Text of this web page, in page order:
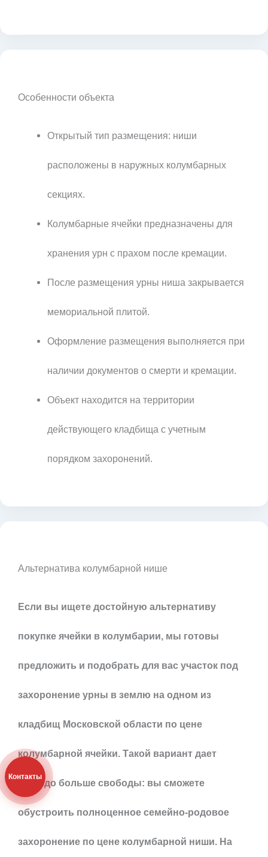
Особенности объекта
Открытый тип размещения: ниши
расположены в наружных колумбарных
секциях.
Колумбарные ячейки предназначены для
хранения урн с прахом после кремации.
После размещения урны ниша закрывается
мемориальной плитой.
Оформление размещения выполняется при
наличии документов о смерти и кремации.
Объект находится на территории
действующего кладбища с учетным
порядком захоронений.
Альтернатива колумбарной нише
Если вы ищете достойную альтернативу
покупке ячейки в колумбарии, мы готовы
предложить и подобрать для вас участок под
захоронение урны в землю на одном из
кладбищ Московской области по цене
колумбарной ячейки. Такой вариант дает
гораздо больше свободы: вы сможете
обустроить полноценное семейно-родовое
захоронение по цене колумбарной ниши. На
Контакты